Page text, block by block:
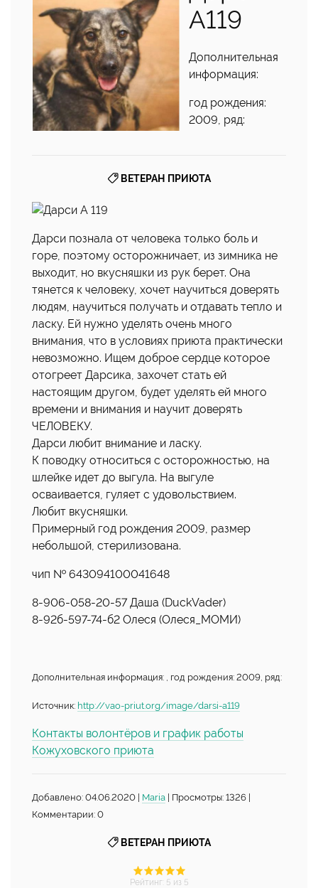
А119
Дополнительная
информация:
год рождения:
2009, ряд:
ВЕТЕРАН ПРИЮТА
Дарси познала от человека только боль и
горе, поэтому осторожничает, из зимника не
выходит, но вкусняшки из рук берет. Она
тянется к человеку, хочет научиться доверять
людям, научиться получать и отдавать тепло и
ласку. Ей нужно уделять очень много
внимания, что в условиях приюта практически
невозможно. Ищем доброе сердце которое
отогреет Дарсика, захочет стать ей
настоящим другом, будет уделять ей много
времени и внимания и научит доверять
ЧЕЛОВЕКУ.
Дарси любит внимание и ласку.
К поводку относиться с осторожностью, на
шлейке идет до выгула. На выгуле
осваивается, гуляет с удовольствием.
Любит вкусняшки.
Примерный год рождения 2009, размер
небольшой, стерилизована.
чип № 643094100041648
8-906-058-20-57 Даша (DuckVader)
8-92б-597-74-б2 Олеся (Олеся_МОМИ)
Дополнительная информация: , год рождения: 2009, ряд:
Источник: http://vao-priut.org/image/darsi-a119
Контакты волонтёров и график работы
Кожуховского приюта
Добавлено: 04.06.2020 | Maria | Просмотры: 1326 |
Комментарии: 0
ВЕТЕРАН ПРИЮТА
Рейтинг: 5 из 5